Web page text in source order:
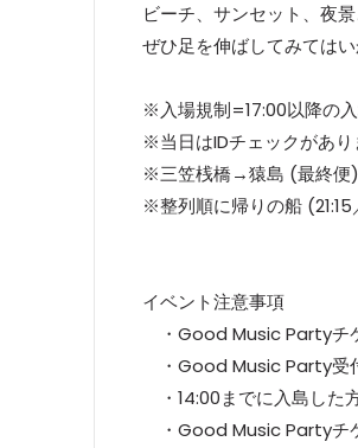
ビーチ、サンセット、夜
ぜひ足を伸ばしてみては
※入場規制=17:00以降の
※当日はIDチェックがあり
※三笠桟橋→猿島 (最終便
※整列順に帰りの船 (21:15
イベント注意事項
・Good Music Partyチ
・Good Music Party受
・14:00までに入島した
・Good Music Partyチ